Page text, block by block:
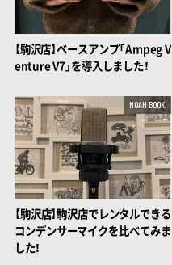
【駒沢店】ベースアンプ「Ampeg V
enture V7」を導入しました！
NOAH BOOK
【駒沢店】駒沢店でレンタルできる
コンデンサーマイクを比べてみま
した！